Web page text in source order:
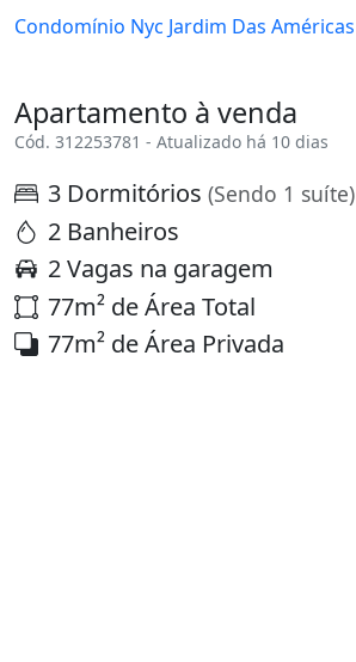
Condomínio Nyc Jardim Das Américas
Apartamento à venda
Cód. 312253781 - Atualizado há 10 dias
3 Dormitórios (Sendo 1 suíte)
2 Banheiros
2 Vagas na garagem
77m² de Área Total
77m² de Área Privada